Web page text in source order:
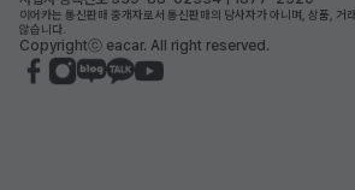
이어카는 통신판매 중개자로서 통신판매의 당사자가 아니며, 상품, 거
않습니다.
Copyrightⓒ eacar. All right reserved.